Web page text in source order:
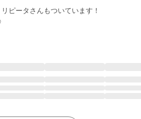
ピータさんもついています！